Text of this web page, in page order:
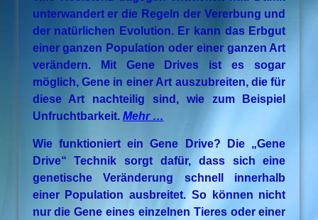
unterwandert er die Regeln der Vererbung und
der natürlichen Evolution. Er kann das Erbgut
einer ganzen Population oder einer ganzen Art
verändern. Mit Gene Drives ist es sogar
möglich, Gene in einer Art auszubreiten, die für
diese Art nachteilig sind, wie zum Beispiel
Unfruchtbarkeit. Mehr …
Wie funktioniert ein Gene Drive? Die „Gene
Drive“ Technik sorgt dafür, dass sich eine
genetische Veränderung schnell innerhalb
einer Population ausbreitet. So können nicht
nur die Gene eines einzelnen Tieres oder einer